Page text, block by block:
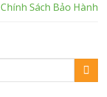
Chính Sách Bảo Hành